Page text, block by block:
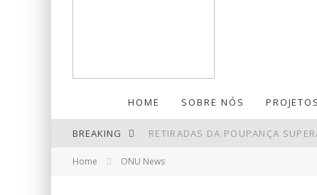
HOME SOBRE NÓS PROJETOS
BREAKING RETIRADAS DA POUPANÇA
NINGUÉM ACERTA MEGA-SENA;
Home ONU News